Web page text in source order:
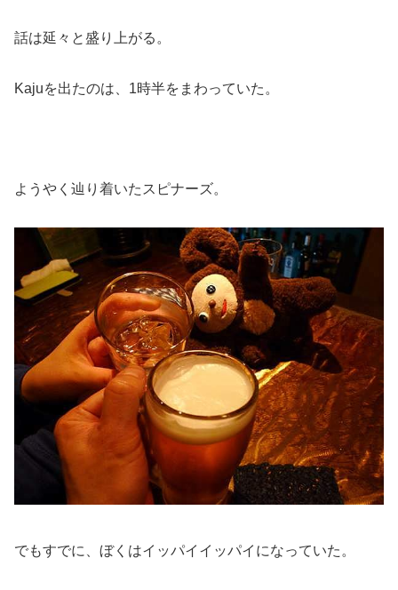
話は延々と盛り上がる。
Kajuを出たのは、1時半をまわっていた。
ようやく辿り着いたスピナーズ。
でもすでに、ぼくはイッパイイッパイになっていた。